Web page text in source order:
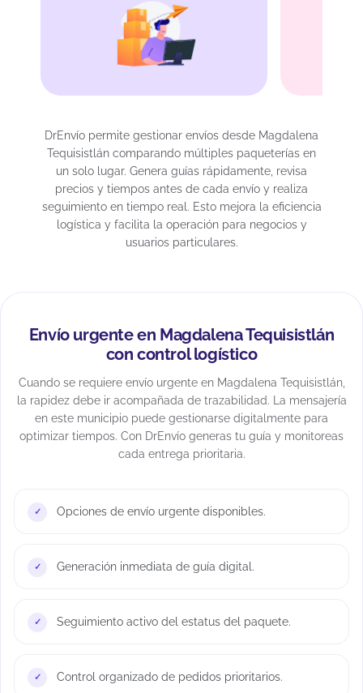
DrEnvío permite gestionar envíos desde Magdalena
Tequisistlán comparando múltiples paqueterías en
un solo lugar. Genera guías rápidamente, revisa
precios y tiempos antes de cada envío y realiza
seguimiento en tiempo real. Esto mejora la eficiencia
logística y facilita la operación para negocios y
usuarios particulares.
Envío urgente en Magdalena Tequisistlán
con control logístico
Cuando se requiere envío urgente en Magdalena Tequisistlán,
la rapidez debe ir acompañada de trazabilidad. La mensajería
en este municipio puede gestionarse digitalmente para
optimizar tiempos. Con DrEnvío generas tu guía y monitoreas
cada entrega prioritaria.
Opciones de envío urgente disponibles.
Generación inmediata de guía digital.
Seguimiento activo del estatus del paquete.
Control organizado de pedidos prioritarios.